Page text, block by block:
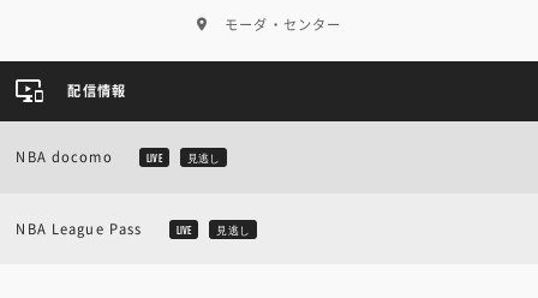
モーダ・センター
配信情報
NBA docomo LIVE 見逃し
NBA League Pass LIVE 見逃し